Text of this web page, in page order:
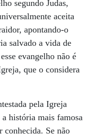
segundo Judas,
aceita
apontando-o
salvado a vida de
evangelho não é
que o considera
pela Igreja
história mais famosa
conhecida. Se não